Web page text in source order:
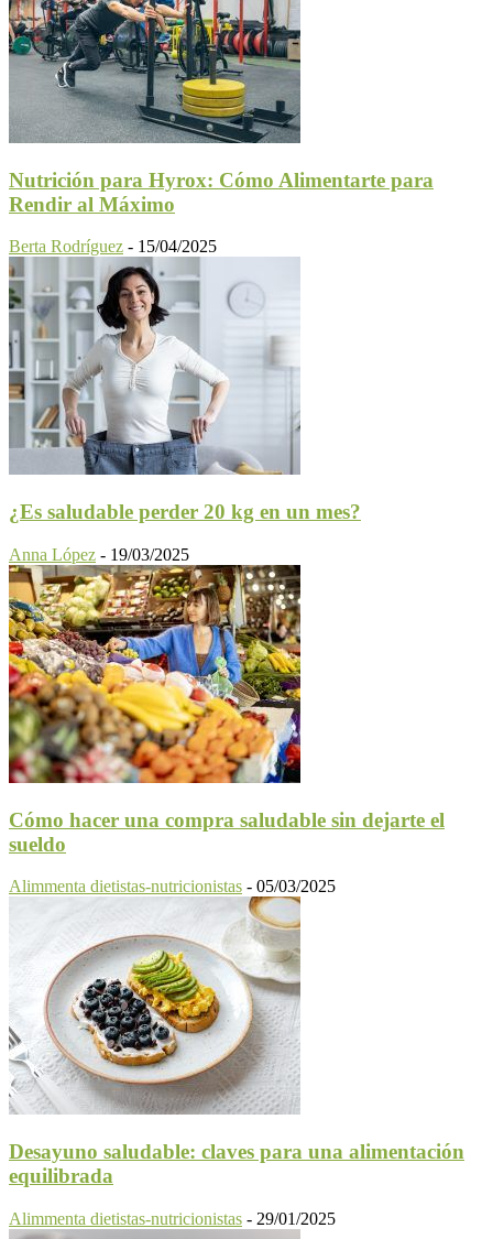
Nutrición para Hyrox: Cómo Alimentarte para
Rendir al Máximo
Berta Rodríguez - 15/04/2025
¿Es saludable perder 20 kg en un mes?
Anna López - 19/03/2025
Cómo hacer una compra saludable sin dejarte el
sueldo
Alimmenta dietistas-nutricionistas - 05/03/2025
Desayuno saludable: claves para una alimentación
equilibrada
Alimmenta dietistas-nutricionistas - 29/01/2025